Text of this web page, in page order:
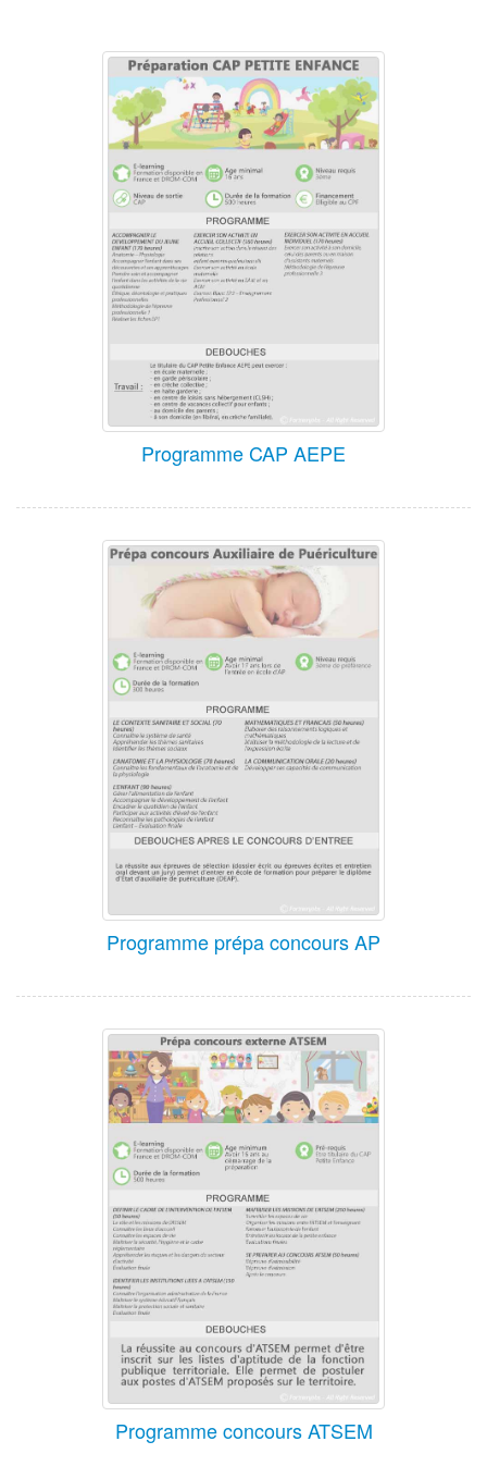
Programme CAP AEPE
Programme prépa concours AP
Programme concours ATSEM